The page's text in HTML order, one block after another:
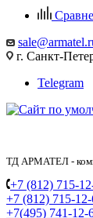
г. Санкт-
Telegram
ТД АРМАТЕЛ -
+7 (812) 715-
+7 (812) 715-
+7(495) 741-12-